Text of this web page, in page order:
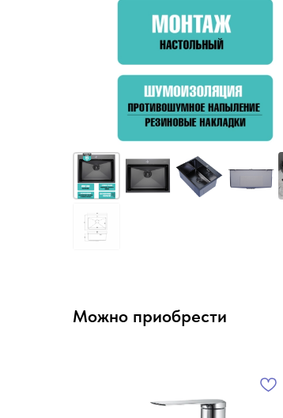
Можно приобрести